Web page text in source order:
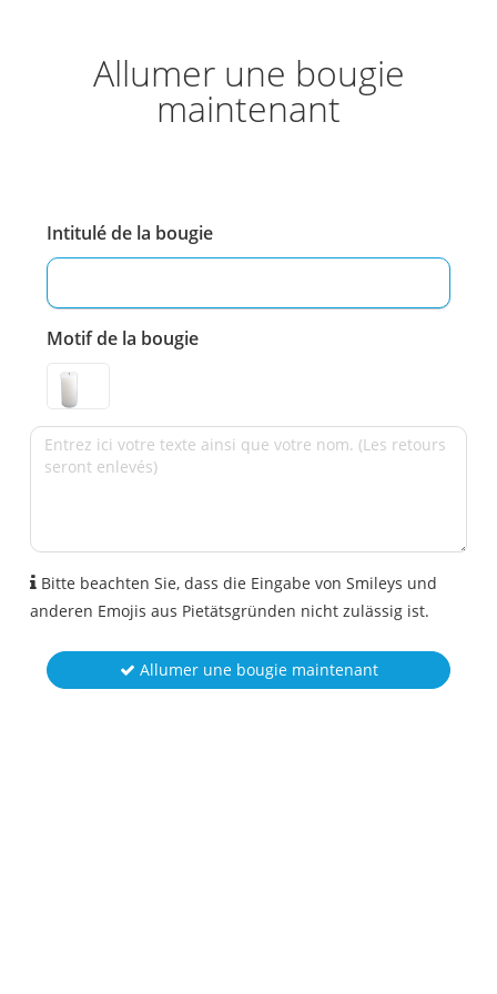
Allumer une bougie
maintenant
Intitulé de la bougie
Motif de la bougie
Bitte beachten Sie, dass die Eingabe von Smileys und
anderen Emojis aus Pietätsgründen nicht zulässig ist.
Allumer une bougie maintenant